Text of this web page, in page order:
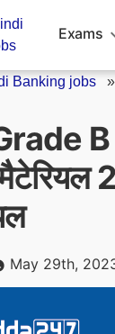
Exams
Banking jobs
May 29th,